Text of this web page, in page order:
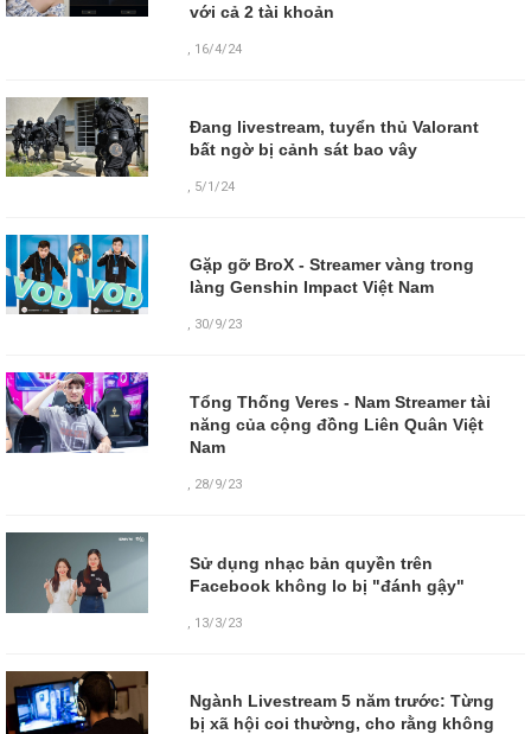
với cả 2 tài khoản
, 16/4/24
Đang livestream, tuyển thủ Valorant
bất ngờ bị cảnh sát bao vây
, 5/1/24
Gặp gỡ BroX - Streamer vàng trong
làng Genshin Impact Việt Nam
, 30/9/23
Tổng Thống Veres - Nam Streamer tài
năng của cộng đồng Liên Quân Việt
Nam
, 28/9/23
Sử dụng nhạc bản quyền trên
Facebook không lo bị "đánh gậy"
, 13/3/23
Ngành Livestream 5 năm trước: Từng
bị xã hội coi thường, cho rằng không